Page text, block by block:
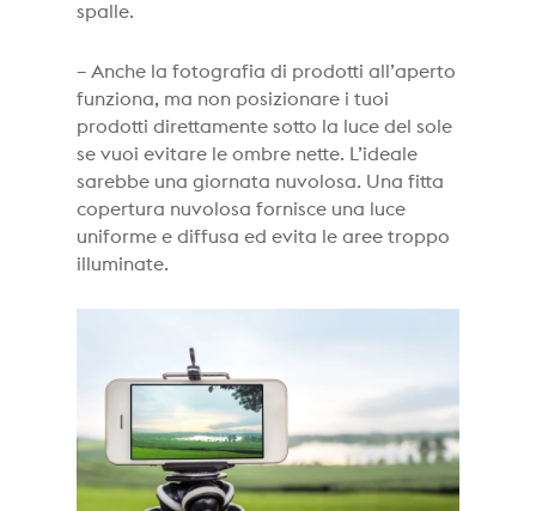
spalle.
– Anche la fotografia di prodotti all’aperto
funziona, ma non posizionare i tuoi
prodotti direttamente sotto la luce del sole
se vuoi evitare le ombre nette. L’ideale
sarebbe una giornata nuvolosa. Una fitta
copertura nuvolosa fornisce una luce
uniforme e diffusa ed evita le aree troppo
illuminate.